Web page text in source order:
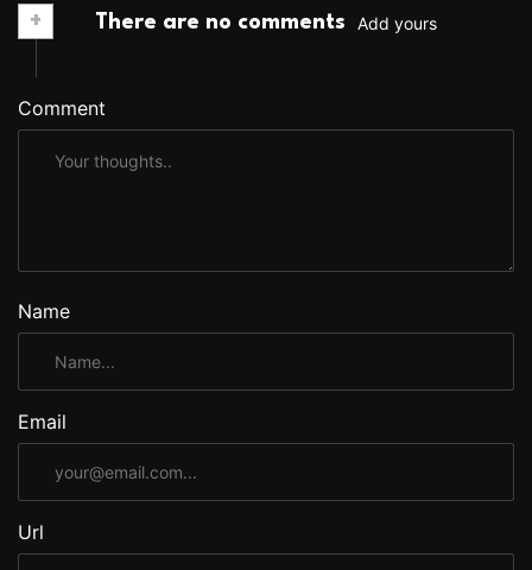
+ There are no comments Add yours
Comment
Name
Email
Url